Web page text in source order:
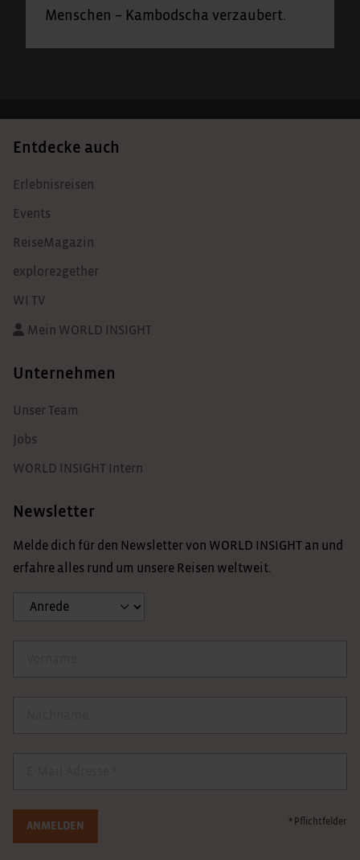
Menschen – Kambodscha verzaubert.
Entdecke auch
Erlebnisreisen
Events
ReiseMagazin
explore2gether
WI TV
Mein WORLD INSIGHT
Unternehmen
Unser Team
Jobs
WORLD INSIGHT Intern
Newsletter
Melde dich für den Newsletter von WORLD INSIGHT an und
erfahre alles rund um unsere Reisen weltweit.
Anrede
ANMELDEN * Pflichtfelder